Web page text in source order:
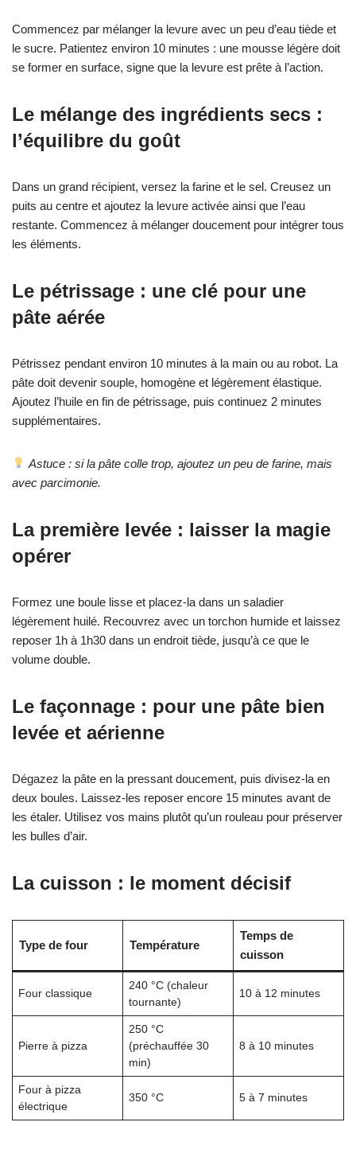
Commencez par mélanger la levure avec un peu d’eau tiède et
le sucre. Patientez environ 10 minutes : une mousse légère doit
se former en surface, signe que la levure est prête à l’action.
Le mélange des ingrédients secs :
l’équilibre du goût
Dans un grand récipient, versez la farine et le sel. Creusez un
puits au centre et ajoutez la levure activée ainsi que l’eau
restante. Commencez à mélanger doucement pour intégrer tous
les éléments.
Le pétrissage : une clé pour une
pâte aérée
Pétrissez pendant environ 10 minutes à la main ou au robot. La
pâte doit devenir souple, homogène et légèrement élastique.
Ajoutez l’huile en fin de pétrissage, puis continuez 2 minutes
supplémentaires.
Astuce : si la pâte colle trop, ajoutez un peu de farine, mais
avec parcimonie.
La première levée : laisser la magie
opérer
Formez une boule lisse et placez-la dans un saladier
légèrement huilé. Recouvrez avec un torchon humide et laissez
reposer 1h à 1h30 dans un endroit tiède, jusqu’à ce que le
volume double.
Le façonnage : pour une pâte bien
levée et aérienne
Dégazez la pâte en la pressant doucement, puis divisez-la en
deux boules. Laissez-les reposer encore 15 minutes avant de
les étaler. Utilisez vos mains plutôt qu’un rouleau pour préserver
les bulles d’air.
La cuisson : le moment décisif
Type de four Température
Temps de
cuisson
Four classique
240 °C (chaleur
tournante)
10 à 12 minutes
Pierre à pizza
250 °C
(préchauffée 30
min)
8 à 10 minutes
Four à pizza
électrique
350 °C 5 à 7 minutes